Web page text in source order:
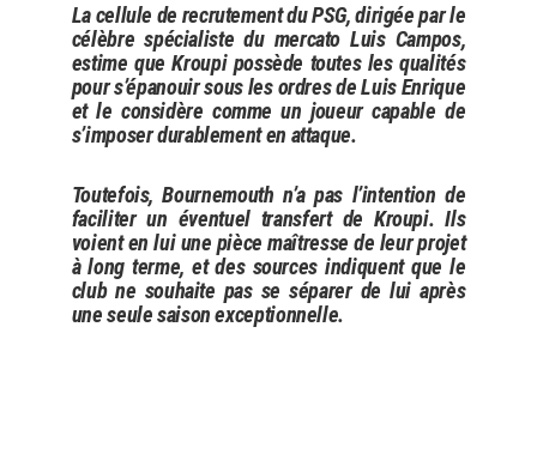
La cellule de recrutement du PSG, dirigée par le
célèbre spécialiste du mercato Luis Campos,
estime que Kroupi possède toutes les qualités
pour s’épanouir sous les ordres de Luis Enrique
et le considère comme un joueur capable de
s’imposer durablement en attaque.
Toutefois, Bournemouth n’a pas l’intention de
faciliter un éventuel transfert de Kroupi. Ils
voient en lui une pièce maîtresse de leur projet
à long terme, et des sources indiquent que le
club ne souhaite pas se séparer de lui après
une seule saison exceptionnelle.